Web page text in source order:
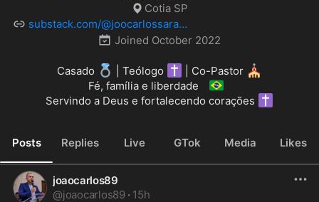
Cotia SP
substack.com/@joocarlossara
Joined October 2022
Casado 💍 | Teólogo ✝️ | Co-Pastor ⛪
Fé, família e liberdade 🇧🇷
Servindo a Deus e fortalecendo corações ✝️
Posts Replies Live GTok Media Likes
joaocarlos89
@joaocarlos89 · 15h